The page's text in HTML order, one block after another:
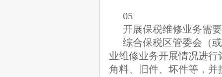
05
开展保税维修业务需
综合保税区管委会（
业维修业务开展情况进
角料、旧件、坏件等，